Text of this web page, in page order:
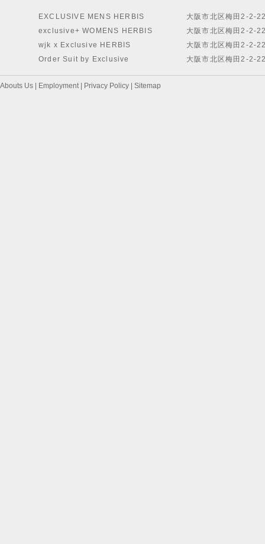
EXCLUSIVE MENS HERBIS
exclusive+ WOMENS HERBIS
wjk x Exclusive HERBIS
Order Suit by Exclusive
大阪市北区梅田2-2-
大阪市北区梅田2-2-
大阪市北区梅田2-2-
大阪市北区梅田2-2-
Abouts Us Employment| Privacy Policy Sitemap